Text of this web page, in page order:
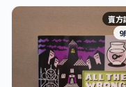
賣方
9